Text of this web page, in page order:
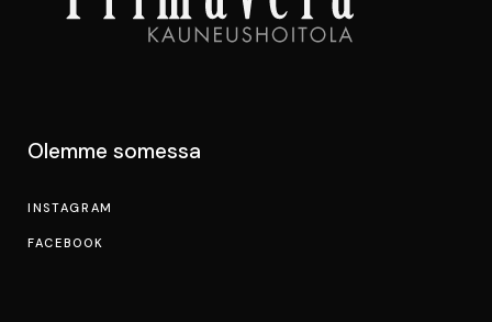
Olemme somessa
INSTAGRAM
FACEBOOK